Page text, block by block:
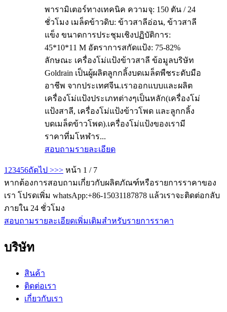
พารามิเตอร์ทางเทคนิค ความจุ: 150 ตัน / 24
ชั่วโมง เมล็ดข้าวดิบ: ข้าวสาลีอ่อน, ข้าวสาลี
แข็ง ขนาดการประชุมเชิงปฏิบัติการ:
45*10*11 M อัตราการสกัดแป้ง: 75-82%
ลักษณะ เครื่องโม่แป้งข้าวสาลี ข้อมูลบริษัท
Goldrain เป็นผู้ผลิตลูกกลิ้งบดเมล็ดพืชระดับมือ
อาชีพ จากประเทศจีน.เราออกแบบและผลิต
เครื่องโม่แป้งประเภทต่างๆเป็นหลัก(เครื่องโม่
แป้งสาลี, เครื่องโม่แป้งข้าวโพด และลูกกลิ้ง
บดเมล็ดข้าวโพด).เครื่องโม่แป้งของเรามี
ราคาที่มโหฬาร...
สอบถามรายละเอียด
1 23456ถัดไป >>> หน้า 1 / 7
หากต้องการสอบถามเกี่ยวกับผลิตภัณฑ์หรือรายการราคาของ
เรา โปรดเพิ่ม whatsApp:+86-15031187878 แล้วเราจะติดต่อกลับ
ภายใน 24 ชั่วโมง
สอบถามรายละเอียดเพิ่มเติมสำหรับรายการราคา
บริษัท
สินค้า
ติดต่อเรา
เกี่ยวกับเรา